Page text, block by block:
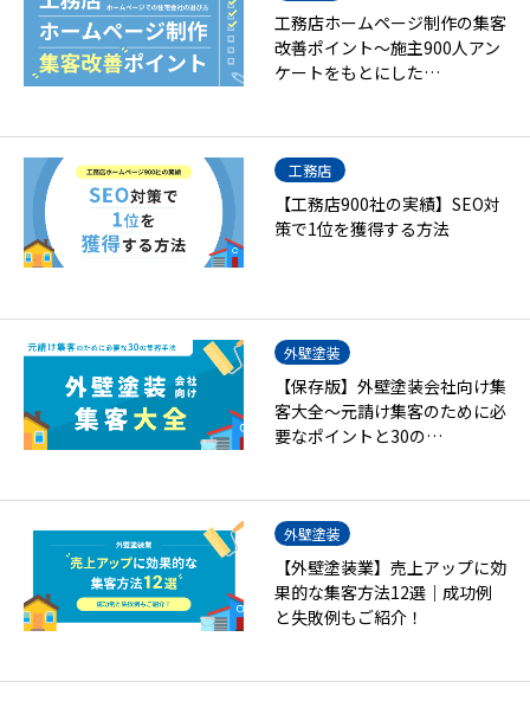
工務店ホームページ制作の集客
改善ポイント～施主900人アン
ケートをもとにした…
工務店
【工務店900社の実績】SEO対
策で1位を獲得する方法
外壁塗装
【保存版】外壁塗装会社向け集
客大全～元請け集客のために必
要なポイントと30の…
外壁塗装
【外壁塗装業】売上アップに効
果的な集客方法12選｜成功例
と失敗例もご紹介！